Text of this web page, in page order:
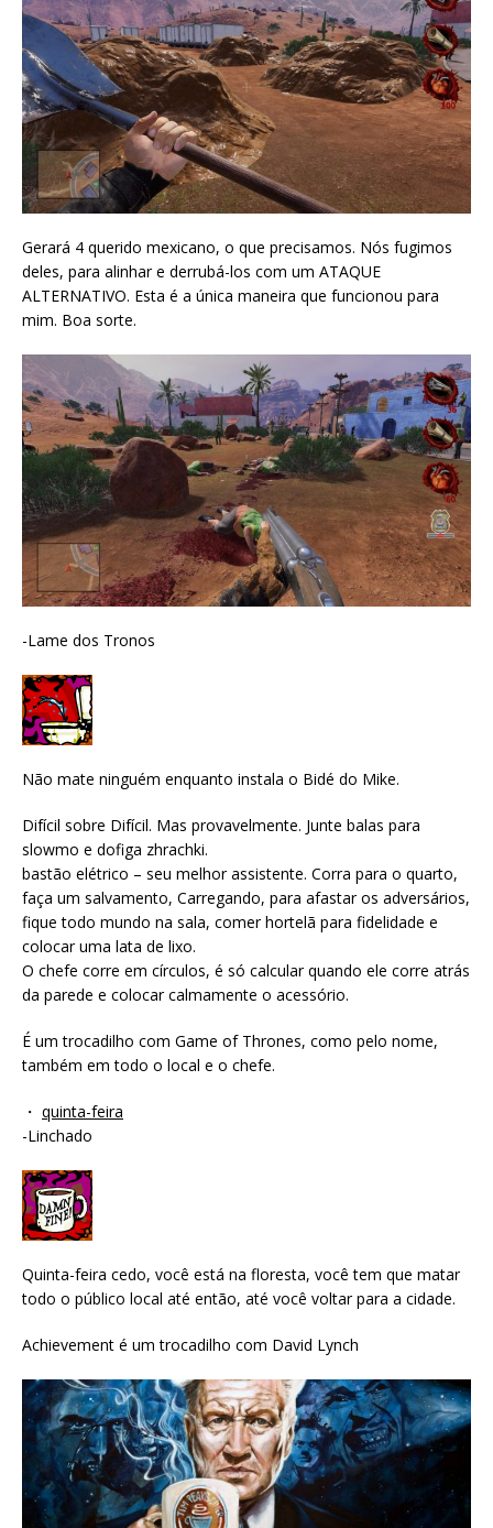
Gerará 4 querido mexicano, o que precisamos. Nós fugimos
deles, para alinhar e derrubá-los com um ATAQUE
ALTERNATIVO. Esta é a única maneira que funcionou para
mim. Boa sorte.
-Lame dos Tronos
Não mate ninguém enquanto instala o Bidé do Mike.
Difícil sobre Difícil. Mas provavelmente. Junte balas para
slowmo e dofiga zhrachki.
bastão elétrico – seu melhor assistente. Corra para o quarto,
faça um salvamento, Carregando, para afastar os adversários,
fique todo mundo na sala, comer hortelã para fidelidade e
colocar uma lata de lixo.
O chefe corre em círculos, é só calcular quando ele corre atrás
da parede e colocar calmamente o acessório.
É um trocadilho com Game of Thrones, como pelo nome,
também em todo o local e o chefe.
・ quinta-feira
-Linchado
Quinta-feira cedo, você está na floresta, você tem que matar
todo o público local até então, até você voltar para a cidade.
Achievement é um trocadilho com David Lynch